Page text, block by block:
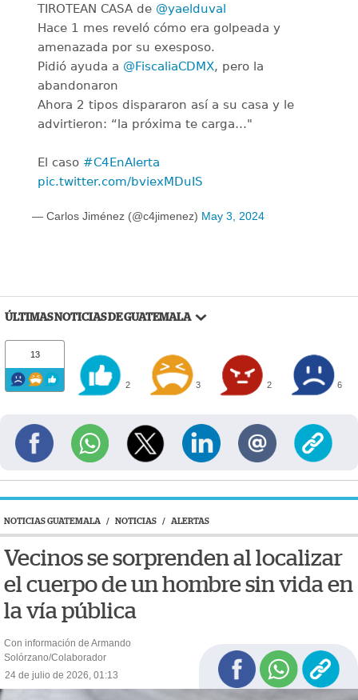
TIROTEAN CASA de @yaelduval
Hace 1 mes reveló cómo era golpeada y
amenazada por su exesposo.
Pidió ayuda a @FiscaliaCDMX, pero la
abandonaron
Ahora 2 tipos dispararon así a su casa y le
advirtieron: “la próxima te carga…"
El caso #C4EnAlerta
pic.twitter.com/bviexMDuIS
— Carlos Jiménez (@c4jimenez) May 3, 2024
ÚLTIMAS NOTICIAS DE GUATEMALA
13
2 3 2 6
NOTICIAS GUATEMALA / NOTICIAS / ALERTAS
Vecinos se sorprenden al localizar
el cuerpo de un hombre sin vida en
la vía pública
Con información de Armando
Solórzano/Colaborador
24 de julio de 2026, 01:13